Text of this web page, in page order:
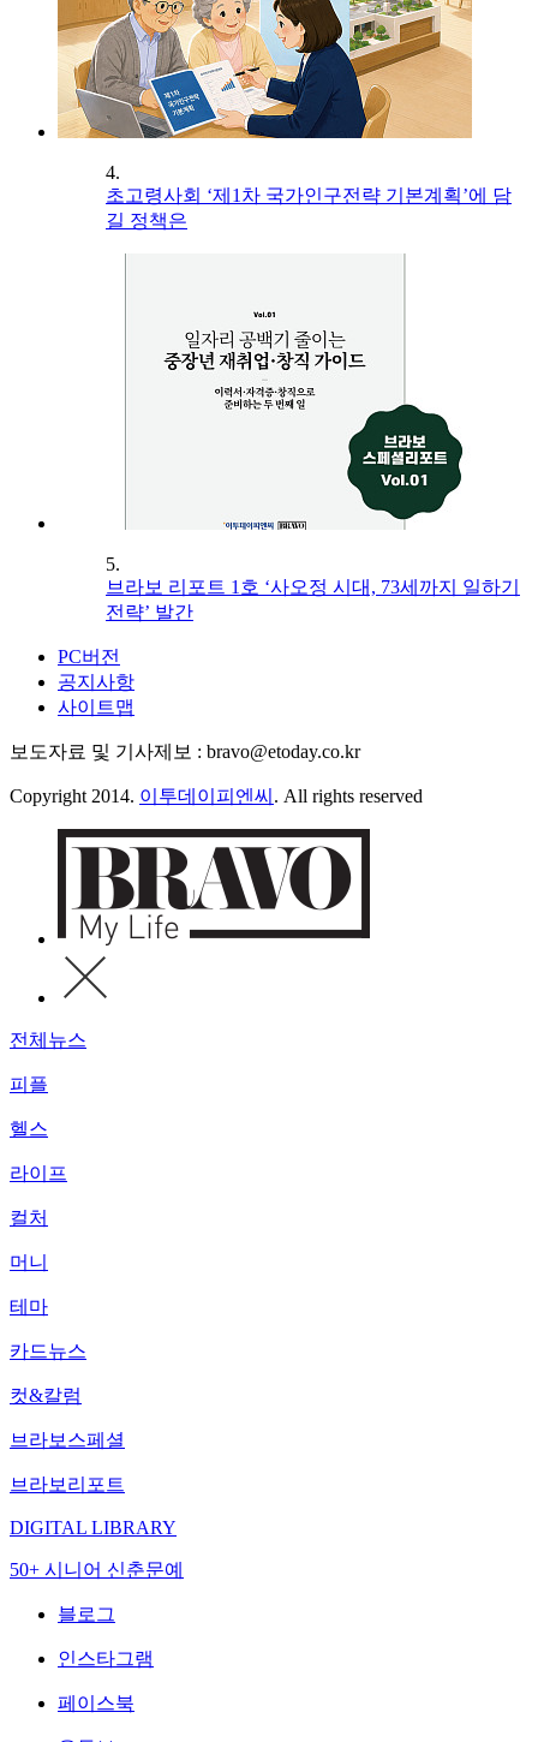
4.
초고령사회 ‘제1차 국가인구전략 기본계획’에 담
길 정책은
5.
브라보 리포트 1호 ‘사오정 시대, 73세까지 일하기
전략’ 발간
PC버전
공지사항
사이트맵
보도자료 및 기사제보 : bravo@etoday.co.kr
Copyright 2014. 이투데이피엔씨 . All rights reserved
전체뉴스
피플
헬스
라이프
컬처
머니
테마
카드뉴스
컷&칼럼
브라보스페셜
브라보리포트
DIGITAL LIBRARY
50+ 시니어 신춘문예
블로그
인스타그램
페이스북